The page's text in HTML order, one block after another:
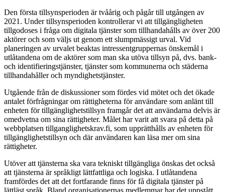
Den första tillsynsperioden är tvåårig och pågår till utgången av
2021. Under tillsynsperioden kontrollerar vi att tillgängligheten
tillgodoses i fråga om digitala tjänster som tillhandahålls av över 200
aktörer och som väljs ut genom ett slumpmässigt urval. Vid
planeringen av urvalet beaktas intressentgruppernas önskemål i
utlåtandena om de aktörer som man ska utöva tillsyn på, dvs. bank-
och identifieringstjänster, tjänster som kommunerna och städerna
tillhandahåller och myndighetstjänster.
Utgående från de diskussioner som fördes vid mötet och det ökade
antalet förfrågningar om rättigheterna för användare som anlänt till
enheten för tillgänglighetstillsyn framgår det att användarna delvis är
omedvetna om sina rättigheter. Målet har varit att svara på detta på
webbplatsen tillganglighetskrav.fi, som upprätthålls av enheten för
tillgänglighetstillsyn och där användaren kan läsa mer om sina
rättigheter.
Utöver att tjänsterna ska vara tekniskt tillgängliga önskas det också
att tjänsterna är språkligt lättfattliga och logiska. I utlåtandena
framfördes det att det fortfarande finns för få digitala tjänster på
lättläst språk. Bland organisationernas medlemmar har det uppstått